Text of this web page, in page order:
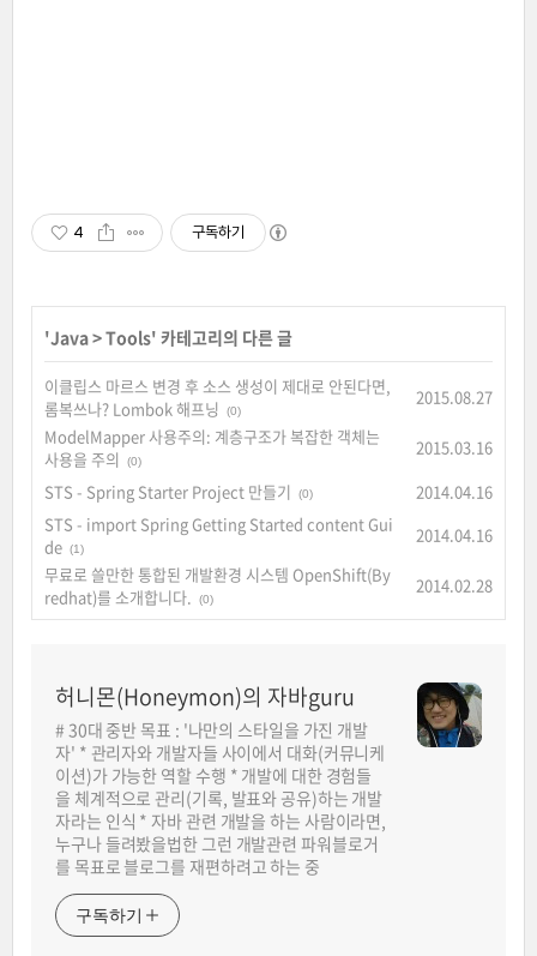
4 구독하기
'Java>Tools' 카테고리의 다른 글
이클립스 마르스 변경 후 소스 생성이 제대로 안된다면,
롬복쓰나? Lombok 해프닝
(0)
2015.08.27
ModelMapper 사용주의: 계층구조가 복잡한 객체는
사용을 주의
(0)
2015.03.16
STS - Spring Starter Project 만들기
(0)
2014.04.16
STS - import Spring Getting Started content Gui
de (1)
2014.04.16
무료로 쓸만한 통합된 개발환경 시스템 OpenShift(By
redhat)를 소개합니다.
(0)
2014.02.28
허니몬(Honeymon)의 자바guru
# 30대 중반 목표 : '나만의 스타일을 가진 개발
자' * 관리자와 개발자들 사이에서 대화(커뮤니케
이션)가 가능한 역할 수행 * 개발에 대한 경험들
을 체계적으로 관리(기록, 발표와 공유)하는 개발
자라는 인식 * 자바 관련 개발을 하는 사람이라면,
누구나 들려봤을법한 그런 개발관련 파워블로거
를 목표로 블로그를 재편하려고 하는 중
구독하기